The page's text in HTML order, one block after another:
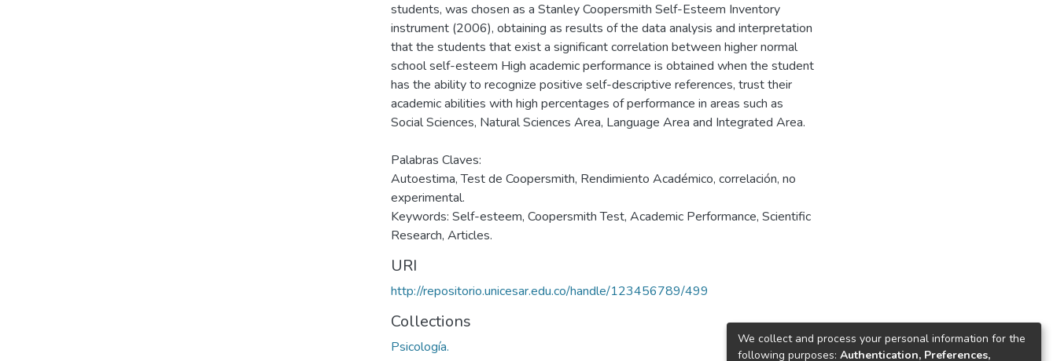
students, was chosen as a Stanley Coopersmith Self-Esteem Inventory
instrument (2006), obtaining as results of the data analysis and interpretation
that the students that exist a significant correlation between higher normal
school self-esteem High academic performance is obtained when the student
has the ability to recognize positive self-descriptive references, trust their
academic abilities with high percentages of performance in areas such as
Social Sciences, Natural Sciences Area, Language Area and Integrated Area.
Palabras Claves:
Autoestima, Test de Coopersmith, Rendimiento Académico, correlación, no
experimental.
Keywords: Self-esteem, Coopersmith Test, Academic Performance, Scientific
Research, Articles.
URI
http://repositorio.unicesar.edu.co/handle/123456789/499
Collections
Psicología.
We collect and process your personal information for the
following purposes: Authentication, Preferences,